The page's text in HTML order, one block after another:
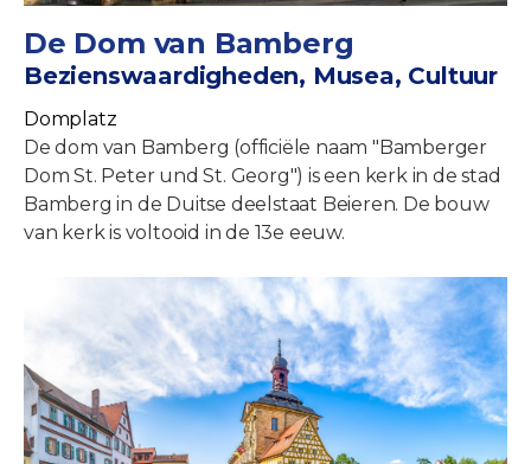
De Dom van Bamberg
Bezienswaardigheden, Musea, Cultuur
Domplatz
De dom van Bamberg (officiële naam "Bamberger
Dom St. Peter und St. Georg") is een kerk in de stad
Bamberg in de Duitse deelstaat Beieren. De bouw
van kerk is voltooid in de 13e eeuw.